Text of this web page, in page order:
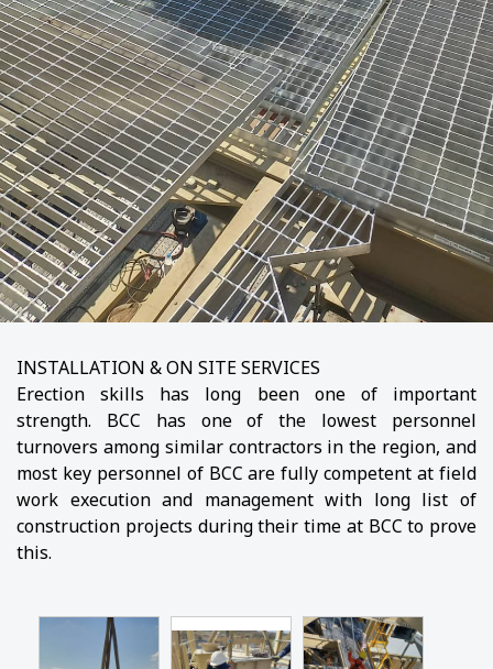
INSTALLATION & ON SITE SERVICES
Erection skills has long been one of important
strength. BCC has one of the lowest personnel
turnovers among similar contractors in the region, and
most key personnel of BCC are fully competent at field
work execution and management with long list of
construction projects during their time at BCC to prove
this.